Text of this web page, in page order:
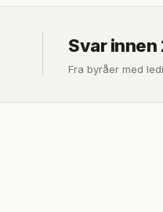
Svar innen
Fra byråer med